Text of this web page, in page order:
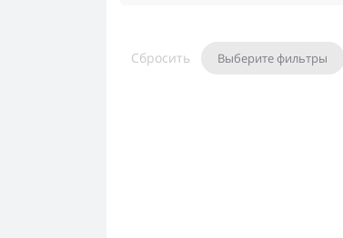
Сбросить Выберите фильтры